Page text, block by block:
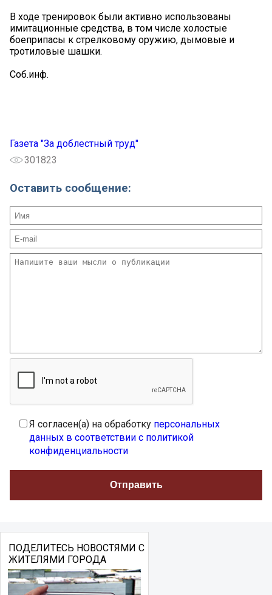
В ходе тренировок были активно использованы
имитационные средства, в том числе холостые
боеприпасы к стрелковому оружию, дымовые и
тротиловые шашки.
Соб.инф.
Газета "За доблестный труд"
301823
Оставить сообщение:
Я согласен(а) на обработку персональных
данных в соответствии с политикой
конфиденциальности
ПОДЕЛИТЕСЬ НОВОСТЯМИ С
ЖИТЕЛЯМИ ГОРОДА